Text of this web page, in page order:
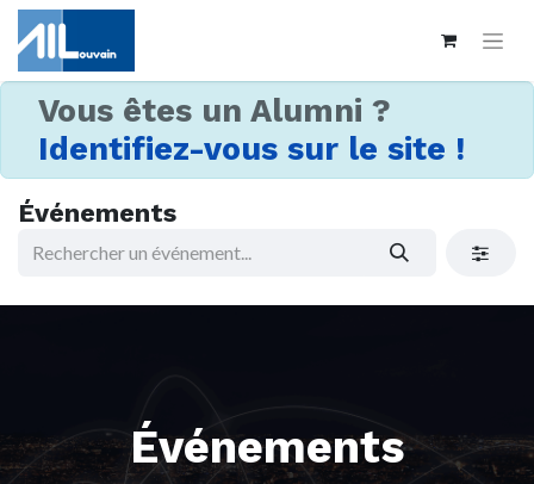
Vous êtes un Alumni ?
Identifiez-vous sur le site !
Événements
Événements